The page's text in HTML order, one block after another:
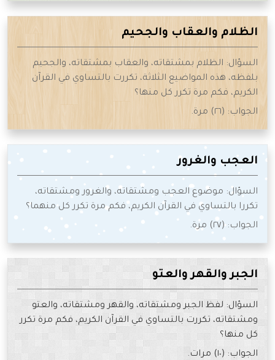
الظلام والعقاب والجحيم
السؤال: الظلام بمشتقاته، والعقاب بمشتقاته، والجحيم
بلفظه، هذه المواضيع الثلاثة، تكررت بالتساوي في القرآن
الكريم، فكم مرة تكرر كل منها؟
الجواب: (٢٦) مرة.
العجب والغرور
السؤال: موضوع العجب ومشتقاته، والغرور ومشتقاته،
تكررا بالتساوي في القرآن الكريم، فكم مرة تكرر كل منهما؟
الجواب: (٢٧) مرة.
الجبر والقهر والعتو
السؤال: لفظ الجبر ومشتقاته، والقهر ومشتقاته، والعتو
ومشتقاته، تكررت بالتساوي في القرآن الكريم، فكم مرة تكرر
كل منها؟
الجواب: (١٠) مرات.